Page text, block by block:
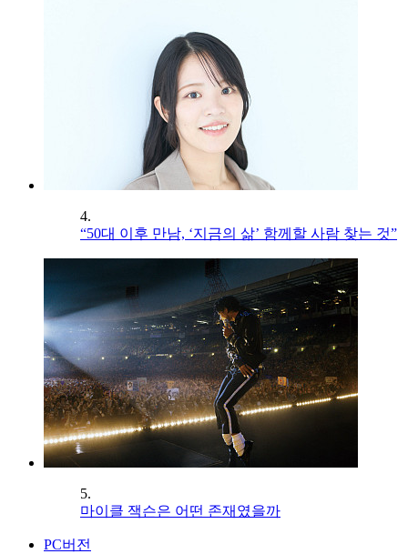
4.
“50대 이후 만남, ‘지금의 삶’ 함께할 사람 찾는 것”
5.
마이클 잭슨은 어떤 존재였을까
PC버전